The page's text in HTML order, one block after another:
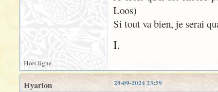
Loos)
Si tout va bien, je serai
I.
Hors ligne
29-09-2024 23:59
Hyarion